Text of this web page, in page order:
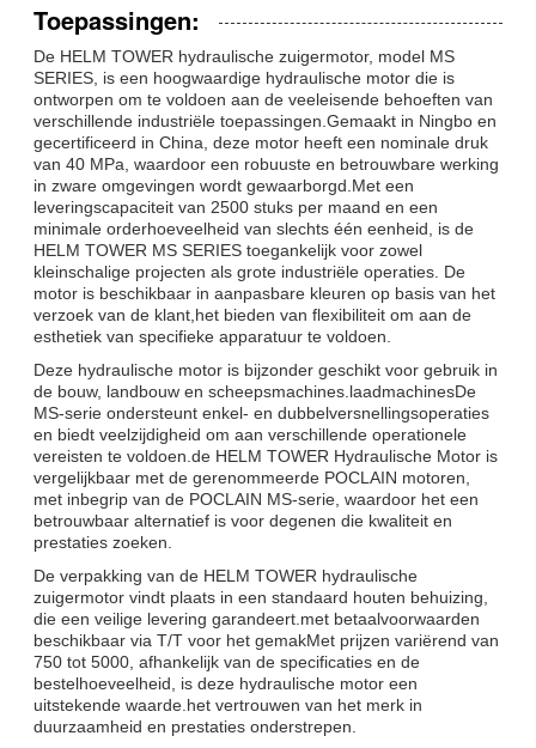
Toepassingen:
De HELM TOWER hydraulische zuigermotor, model MS
SERIES, is een hoogwaardige hydraulische motor die is
ontworpen om te voldoen aan de veeleisende behoeften van
verschillende industriële toepassingen.Gemaakt in Ningbo en
gecertificeerd in China, deze motor heeft een nominale druk
van 40 MPa, waardoor een robuuste en betrouwbare werking
in zware omgevingen wordt gewaarborgd.Met een
leveringscapaciteit van 2500 stuks per maand en een
minimale orderhoeveelheid van slechts één eenheid, is de
HELM TOWER MS SERIES toegankelijk voor zowel
kleinschalige projecten als grote industriële operaties. De
motor is beschikbaar in aanpasbare kleuren op basis van het
verzoek van de klant,het bieden van flexibiliteit om aan de
esthetiek van specifieke apparatuur te voldoen.
Deze hydraulische motor is bijzonder geschikt voor gebruik in
de bouw, landbouw en scheepsmachines.laadmachinesDe
MS-serie ondersteunt enkel- en dubbelversnellingsoperaties
en biedt veelzijdigheid om aan verschillende operationele
vereisten te voldoen.de HELM TOWER Hydraulische Motor is
vergelijkbaar met de gerenommeerde POCLAIN motoren,
met inbegrip van de POCLAIN MS-serie, waardoor het een
betrouwbaar alternatief is voor degenen die kwaliteit en
prestaties zoeken.
De verpakking van de HELM TOWER hydraulische
zuigermotor vindt plaats in een standaard houten behuizing,
die een veilige levering garandeert.met betaalvoorwaarden
beschikbaar via T/T voor het gemakMet prijzen variërend van
750 tot 5000, afhankelijk van de specificaties en de
bestelhoeveelheid, is deze hydraulische motor een
uitstekende waarde.het vertrouwen van het merk in
duurzaamheid en prestaties onderstrepen.